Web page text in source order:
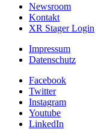
Newsroom
Kontakt
XR Stager Login
Impressum
Datenschutz
Facebook
Twitter
Instagram
Youtube
LinkedIn